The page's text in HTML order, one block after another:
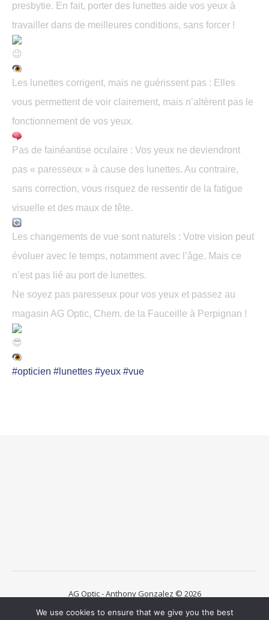
presbytie. En fait, porter des lunettes aide vos yeux à
travailler dans de meilleures conditions, sans forcer !
Les lunettes corrigent, mais ne guérissent pas : Elles
vous permettent de voir clairement, mais n’altèrent pas le
fonctionnement de vos yeux.
Pas de fainéantise oculaire : Vos yeux ne deviendront
pas « paresseux » à cause des lunettes. Au contraire,
sans correction, vous risquez de ressentir de la fatigue
visuelle et des maux de tête.
Les changements de vue sont naturels : Votre vision peut
évoluer avec le temps, notamment avec l’âge. Mais ce
n’est pas lié au port de lunettes.
Ne soyez pas paresseux pour vos yeux et passez au
magasin AG Optic, Chem. de la Fauceille à Perpignan !
#opticien #lunettes #yeux #vue
AG Optic - Anthony Gonzalez © 2026
La Boutique
Les Verres
Lentilles de contact
We use cookies to ensure that we give you the best